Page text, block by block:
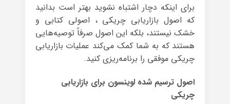
برای اینکه دچار اشتباه نشوید بهتر است بدانید
که اصول بازاریابی چریکی ، اصولی کتابی و
خشک نیستند، بلکه این اصول صرفاً توصیه‌هایی
هستند که به شما کمک می‌کند عملیات بازاریابی
چریکی موفقی را برنامه‌ریزی کنید.
اصول ترسیم شده لوینسون برای بازاریابی
چریکی